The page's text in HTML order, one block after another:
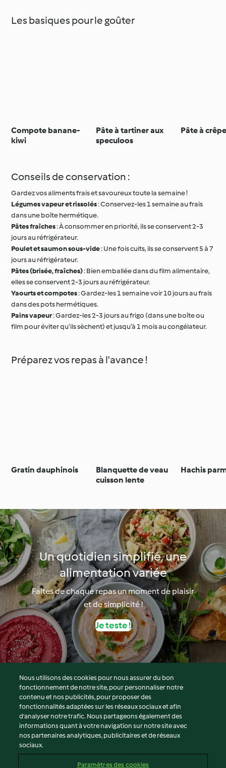
Les basiques pour le goûter
Compote banane-
kiwi
Pâte à tartiner aux
speculoos
Pâte à
Conseils de conservation :
Gardez vos aliments frais et savoureux toute la semaine !
Légumes vapeur et rissolés: Conservez-les 1 semaine au frais
dans une boîte hermétique.
Pâtes fraîches: À consommer en priorité, ils se conservent 2-3
jours au réfrigérateur.
Poulet et saumon sous-vide: Une fois cuits, ils se conservent 5 à 7
jours au réfrigérateur.
Pâtes (brisée, fraîches): Bien emballée dans du film alimentaire,
elles se conservent 2-3 jours au réfrigérateur.
Yaourts et compotes: Gardez-les 1 semaine voir 10 jours au frais
dans des pots hermétiques.
Pains vapeur: Gardez-les 2-3 jours au frigo (dans une boîte ou
film pour éviter qu’ils sèchent) et jusqu’à 1 mois au congélateur.
Préparez vos repas à l'avance !
Gratin dauphinois
Blanquette de veau
cuisson lente
Hachis
Un quotidien simplifié, une
alimentation variée
Faites de chaque repas un moment de plaisir
et de simplicité !
Je teste !
© Copyright 2026
Conditions d'utilisation
Politique de confidentialité
Non-responsabilité
Mentions légales
Nous utilisons des cookies pour nous assurer du bon
fonctionnement de notre site, pour personnaliser notre
contenu et nos publicités, pour proposer des
fonctionnalités adaptées sur les réseaux sociaux et afin
d’analyser notre trafic. Nous partageons également des
informations quant à votre navigation sur notre site avec
nos partenaires analytiques, publicitaires et de réseaux
sociaux.
Paramètres des cookies